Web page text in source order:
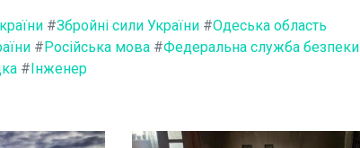
#Збройні сили України #Одеська область
#Російська мова #Федеральна служба безпеки
#Інженер